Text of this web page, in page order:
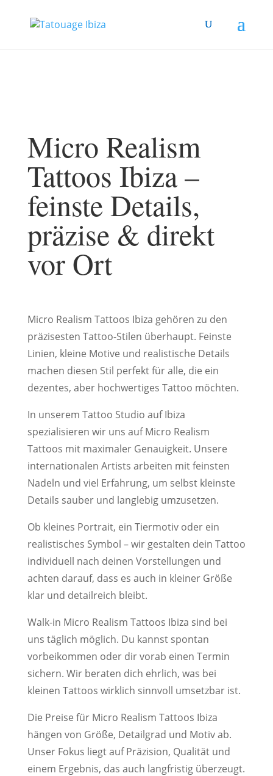
Micro Realism
Tattoos Ibiza –
feinste Details,
präzise & direkt
vor Ort
Micro Realism Tattoos Ibiza gehören zu den
präzisesten Tattoo-Stilen überhaupt. Feinste
Linien, kleine Motive und realistische Details
machen diesen Stil perfekt für alle, die ein
dezentes, aber hochwertiges Tattoo möchten.
In unserem Tattoo Studio auf Ibiza
spezialisieren wir uns auf Micro Realism
Tattoos mit maximaler Genauigkeit. Unsere
internationalen Artists arbeiten mit feinsten
Nadeln und viel Erfahrung, um selbst kleinste
Details sauber und langlebig umzusetzen.
Ob kleines Portrait, ein Tiermotiv oder ein
realistisches Symbol – wir gestalten dein Tattoo
individuell nach deinen Vorstellungen und
achten darauf, dass es auch in kleiner Größe
klar und detailreich bleibt.
Walk-in Micro Realism Tattoos Ibiza sind bei
uns täglich möglich. Du kannst spontan
vorbeikommen oder dir vorab einen Termin
sichern. Wir beraten dich ehrlich, was bei
kleinen Tattoos wirklich sinnvoll umsetzbar ist.
Die Preise für Micro Realism Tattoos Ibiza
hängen von Größe, Detailgrad und Motiv ab.
Unser Fokus liegt auf Präzision, Qualität und
einem Ergebnis, das auch langfristig überzeugt.